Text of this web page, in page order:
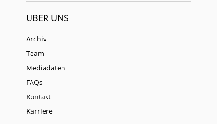
ÜBER UNS
Archiv
Team
Mediadaten
FAQs
Kontakt
Karriere